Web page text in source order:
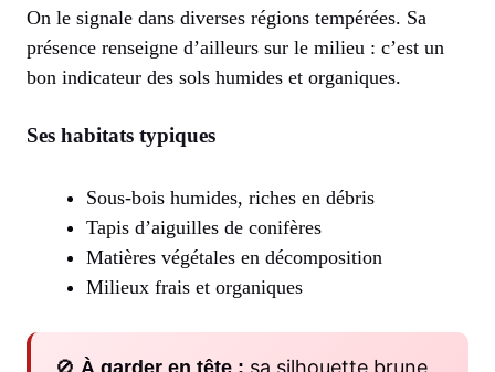
On le signale dans diverses régions tempérées. Sa
présence renseigne d’ailleurs sur le milieu : c’est un
bon indicateur des sols humides et organiques.
Ses habitats typiques
Sous-bois humides, riches en débris
Tapis d’aiguilles de conifères
Matières végétales en décomposition
Milieux frais et organiques
🚫 À garder en tête : sa silhouette brune